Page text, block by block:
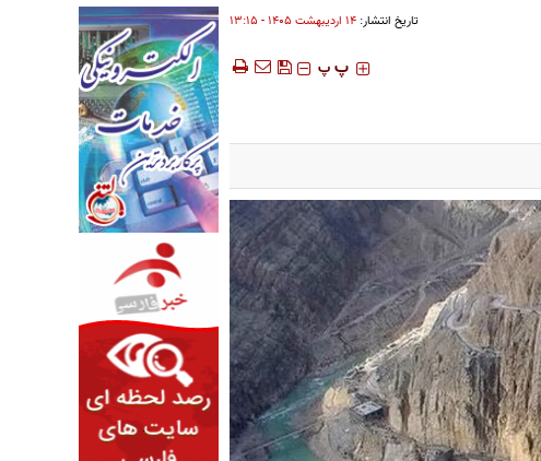
تاریخ انتشار: ۱۴ ارديبهشت ۱۴۰۵ - ۱۳:۱۵
‍‍‍ پ پ